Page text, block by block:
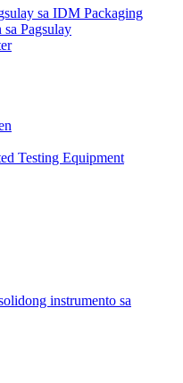
sa IDM Packaging
Pagsulay
Testing Equipment
instrumento sa